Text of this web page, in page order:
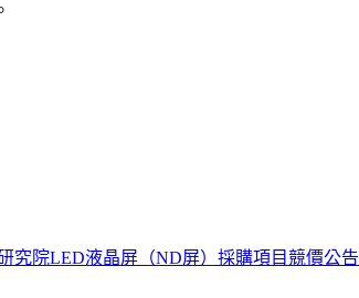
究院LED液晶屏（ND屏）採購項目競價公告